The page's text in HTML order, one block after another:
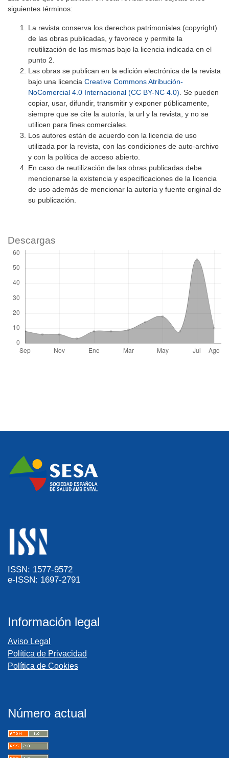
siguientes términos:
La revista conserva los derechos patrimoniales (copyright)
de las obras publicadas, y favorece y permite la
reutilización de las mismas bajo la licencia indicada en el
punto 2.
Las obras se publican en la edición electrónica de la revista
bajo una licencia Creative Commons Atribución-
NoComercial 4.0 Internacional (CC BY-NC 4.0). Se pueden
copiar, usar, difundir, transmitir y exponer públicamente,
siempre que se cite la autoría, la url y la revista, y no se
utilicen para fines comerciales.
Los autores están de acuerdo con la licencia de uso
utilizada por la revista, con las condiciones de auto-archivo
y con la política de acceso abierto.
En caso de reutilización de las obras publicadas debe
mencionarse la existencia y especificaciones de la licencia
de uso además de mencionar la autoría y fuente original de
su publicación.
Descargas
ISSN: 1577-9572
e-ISSN: 1697-2791
Información legal
Aviso Legal
Política de Privacidad
Política de Cookies
Número actual